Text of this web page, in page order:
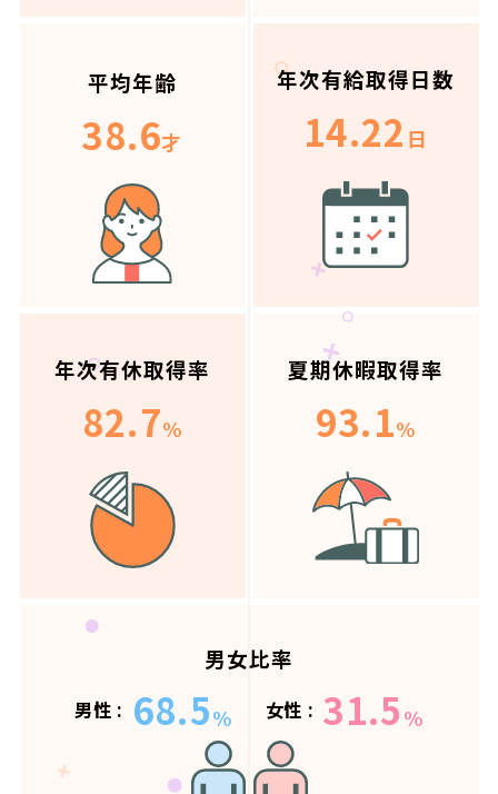
平均年齢
38.6才
年次有給取得日数
14.22 日
年次有休取得率
82.7%
夏期休暇取得率
93.1%
男女比率
男性 : 68.5% 女性 : 31.5 %